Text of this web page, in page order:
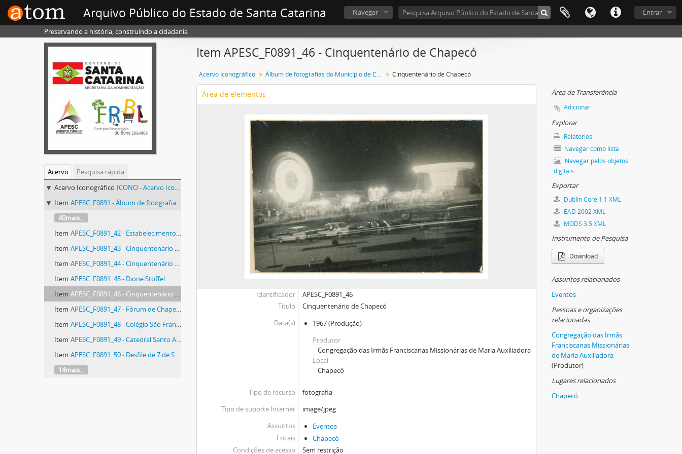
Arquivo Público do Estado de Santa Catarina Entrar
Navegar
Preservando a história, construindo a cidadania
Acervo
Pesquisa rápida
Acervo Iconográfico ICONO - Acervo Iconográfico
Item APESC_F0891 - Álbum de fotografias do Município de Chapecó
40mais...
Item APESC_F0891_42 - Estabelecimentos de saúde de Chapecó
Item APESC_F0891_43 - Cinquentenário de Chapecó
Item APESC_F0891_44 - Cinquentenário de Chapecó
Item APESC_F0891_45 - Dione Stoffel
Item APESC_F0891_46 - Cinquentenário de Chapecó
Item APESC_F0891_47 - Fórum de Chapecó
Item APESC_F0891_48 - Colégio São Francisco
Item APESC_F0891_49 - Catedral Santo Antônio
Item APESC_F0891_50 - Desfile de 7 de Setembro de 1968
14mais...
Item APESC_F0891_46 - Cinquentenário de Chapecó
Acervo Iconográfico Álbum de fotografias do Município de Chapecó Cinquentenário de Chapecó
Área de elementos
Identificador
APESC_F0891_46
Título
Cinquentenário de Chapecó
Data(s)
1967(Produção)
Produtor
Congregação das Irmãs Franciscanas Missionárias de Maria Auxiliadora
Local
Chapecó
Tipo de recurso
fotografia
Tipo de suporte Internet
image/jpeg
Assuntos
Eventos
Locais
Chapecó
Condições de acesso
Sem restrição
Área de Transferência
Adicionar
Explorar
Relatórios
Navegar como lista
Navegar pelos objetos
digitais
Exportar
Dublin Core 1.1 XML
EAD 2002 XML
MODS 3.5 XML
Instrumento de Pesquisa
Download
Assuntos relacionados
Eventos
Pessoas e organizações
relacionadas
Congregação das Irmãs
Franciscanas Missionárias
de Maria Auxiliadora
(Produtor)
Lugares relacionados
Chapecó